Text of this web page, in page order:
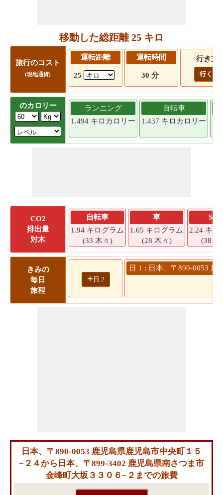
移動した総距離 25 キロ
旅行のコスト
(現地通貨)
運転距離
25
運転時間
30 分
行き方
行く!
のカロリー
ランニング
1.494 キロカロリー
自転車
1.437 キロカロリー
CO2
排出量
対木
自転車
1.94 キログラム
(33 木々)
車
1.65 キログラム
(28 木々)
SUV
2.24 キロ
(38 木
きみの
毎日
旅程
+ 日 2
日 1 : 日本、〒890-0053
日本、〒890-0053 鹿児島県鹿児島市中央町１５
−２４から日本、〒899-3402 鹿児島県南さつま市
金峰町大坂３３０６−２までの旅費